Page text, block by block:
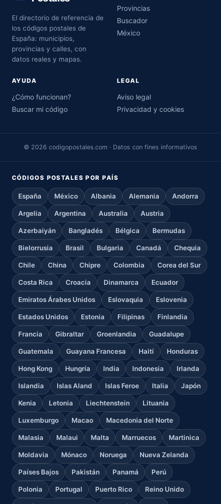
El directorio de referencia de
los códigos postales de
España: municipios,
provincias y calles, con
datos reales y mapas.
Provincias
Buscador
México
AYUDA
¿Cómo funcionan?
Buscar mi código
LEGAL
Aviso legal
Privacidad y cookies
© 2026 codigopostales.com · Datos con fines informativos
CÓDIGOS POSTALES POR PAÍS
España México Albania Alemania Andorra
Argelia Argentina Australia Austria
Azerbaiyán Bangladés Bélgica Bermudas
Bielorrusia Brasil Bulgaria Canadá Chequia
Chile China Chipre Colombia Corea del Sur
Costa Rica Croacia Dinamarca Ecuador
Emiratos Árabes Unidos Eslovaquia Eslovenia
Estados Unidos Estonia Filipinas Finlandia
Francia Gibraltar Groenlandia Guadalupe
Guatemala Guayana Francesa Haití Honduras
Hong Kong Hungría India Indonesia Irlanda
Islandia Islas Aland Islas Feroe Italia Japón
Kenia Letonia Liechtenstein Lituania
Luxemburgo Macao Macedonia del Norte
Malasia Malaui Malta Marruecos Martinica
Moldavia Mónaco Noruega Nueva Zelanda
Países Bajos Pakistán Panamá Perú
Polonia Portugal Puerto Rico Reino Unido